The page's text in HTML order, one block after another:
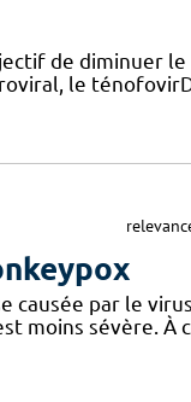
de diminuer
le
causée par le
moins sévère. À